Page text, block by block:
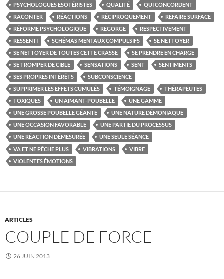
PSYCHOLOGUES ESOTÉRISTES
QUALITÉ
QUI CONCORDENT
RACONTER
RÉACTIONS RÉCIPROQUEMENT
REFAIRE SURFACE
RÉFORME PSYCHOLOGIQUE
REGORGE
RESPECTIVEMENT
RESSENTI
SCHÉMAS MENTAUX COMPULSIFS
SE NETTOYER
SE NETTOYER DE TOUTES CETTE CRASSE
SE PRENDRE EN CHARGE
SE TROMPER DE CIBLE
SENSATIONS SENT
SENTIMENTS
SES PROPRES INTÉRÊTS
SUBCONSCIENCE
SUPPRIMER LES EFFETS CUMULÉS
TÉMOIGNAGE
THÉRAPEUTES
TOXIQUES
UN AIMANT-POUBELLE
UNE GAMME
UNE GROSSE POUBELLE GÉANTE
UNE NATURE DÉMONIAQUE
UNE OCCASION FAVORABLE
UNE PARTIE DU PROCESSUS
UNE RÉACTION DÉMESURÉE
UNE SEULE SÉANCE
VA ET NE PÊCHE PLUS
VIBRATIONS
VIBRE
VIOLENTES ÉMOTIONS
ARTICLES
COUPLE DE FORCE
26 JUIN 2013